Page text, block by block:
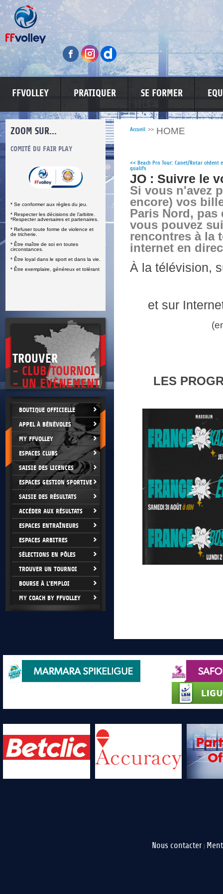
FFVOLLEY PRATIQUER SE FORMER
ZOOM SUR...
COMITÉ DU FAIR PLAY
* Se conformer aux règles du jeu.
* Respecter les décisions de l’arbitre.
*Respecter adversaires et partenaires.
* Refuser toute forme de violence et
de tricherie.
* Être maître de soi en toutes
circonstances.
* Être loyal dans le sport et dans la vie.
* Être exemplaire, généreux et tolérant
LUTTE CONTRE LES VIOLENCES
TROUVER
- CLUB/TOURNOI
- UN EVÈNEMENT
BOUTIQUE OFFICIELLE
APPEL À BÉNÉVOLES
MY FFVOLLEY
ESPACES CLUBS
SAISIE DES LICENCES
ESPACES GESTION SPORTIVE
SAISIE DES RÉSULTATS
ACCÉDER AUX RÉSULTATS
ESPACES ENTRAÎNEURS
ESPACES ARBITRES
SÉLECTIONS EN PÔLES
TROUVER UN TOURNOI
BOURSE À L'EMPLOI
MY COACH BY FFVOLLEY
Accueil >> HOME
<< Beach Pro Tour: Canet/Rotar cèdent
qualifs
JO : Suivre le
Si vous n'avez
encore) vos
Paris Nord, pas
vous pouvez
rencontres à la
internet en
À la télévision,
et sur
LES
Nous contacter |